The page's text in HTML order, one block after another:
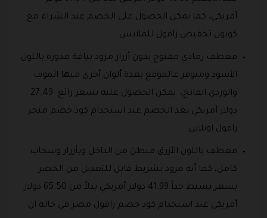
أمريكي، كما يمكن الحصول على الخصم عند الشراء مع
كوبون تخفيض زافول للملابس.
معطف رمادي مفتوح بدون أزرار مزود بياقة مدورة باللون
الأسود ومتوفر عالموقع بعدة ألوان أخرى منها الموف
والوردي الفاتح، يمكن الحصول عليه بسعر رائع 27.49
دولار أمريكي بعد الخصم عند استخدام كود خصم متجر
زافول اونلاين.
معطف باللون الأزرق مبطن من الداخل وبأزرار وسحاب
كامل، كما أنه مزود بشريط قابل للتعديل من الخصر
بسعر بسيط جداً 41.99 دولار أمريكي بدلاً من 65.50 دولار
أمريكي عند استخدام كود خصم زافول مصر في حالة ان